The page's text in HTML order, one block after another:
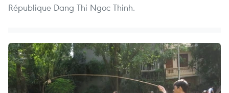
République Dang Thi Ngoc Thinh.